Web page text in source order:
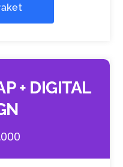
+ DIGITAL